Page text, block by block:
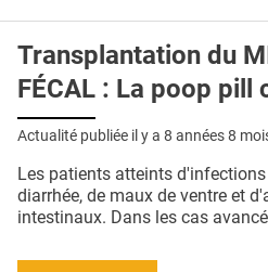
Transplantation du
FÉCAL : La poop
Actualité publiée il y a 8 années 8
Les patients atteints
diarrhée, de maux de ventre et
intestinaux. Dans les cas